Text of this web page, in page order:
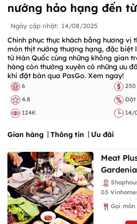
nướng hảo hạng đến
Ngày cập nhật: 14/08/2025
Chinh phục thực khách bằng hương vị
món thịt nướng thượng hạng, đặc biệt
từ Hàn Quốc cùng những không gian
hàng còn thường xuyên có những ưu
khi đặt bàn qua PasGo. Xem ngay!
6
4.8
Đặt
124K
14/
Gian hàng Thông tin Ưu đãi
Meat
Gardenia
03
Hàm Nghi,
Liêm
Gọi món